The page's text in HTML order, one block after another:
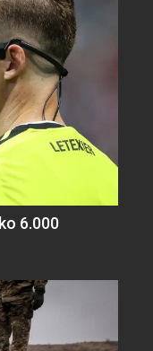
6.000